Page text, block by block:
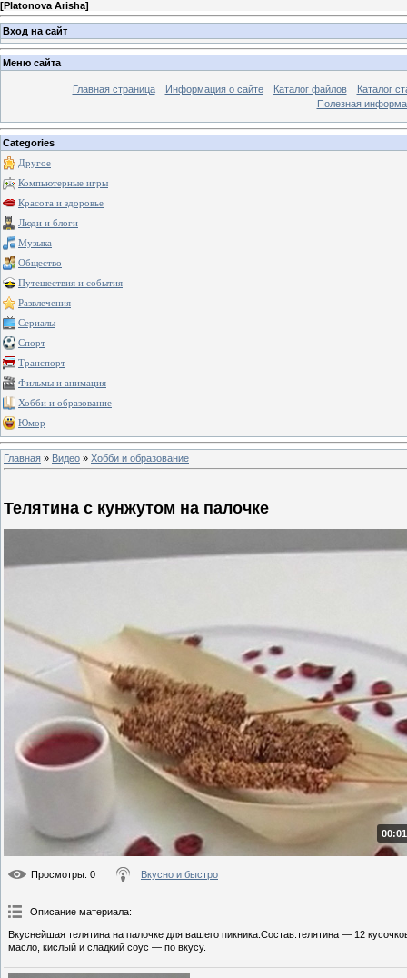
[Platonova Arisha]
Вход на сайт
Меню сайта
Главная страница Информация о сайте Каталог файлов
Каталог
Полезная
Categories
Другое
Компьютерные игры
Красота и здоровье
Люди и блоги
Музыка
Общество
Путешествия и события
Развлечения
Сериалы
Спорт
Транспорт
Фильмы и анимация
Хобби и образование
Юмор
Главная » Видео » Хобби и образование
Телятина с кунжутом на палочке
Просмотры: 0 Вкусно и быстро
Описание материала:
Вкуснейшая телятина на палочке для вашего пикника.Состав:телятина — 12
масло, кислый и сладкий соус — по вкусу.